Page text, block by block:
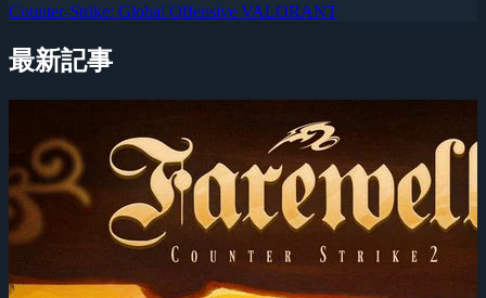
Counter-Strike: Global Offensive VALORANT
最新記事